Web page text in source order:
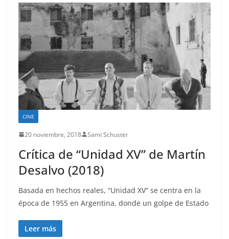
CINE
20 noviembre, 2018 Sami Schuster
Crítica de “Unidad XV” de Martín
Desalvo (2018)
Basada en hechos reales, “Unidad XV” se centra en la
época de 1955 en Argentina, donde un golpe de Estado
Leer más